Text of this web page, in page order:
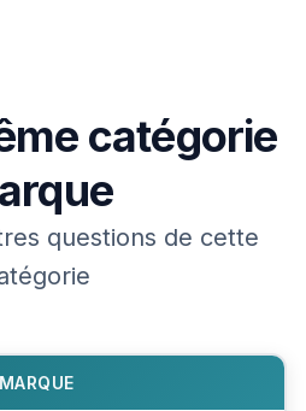
catégorie
questions de cette
MARQUE